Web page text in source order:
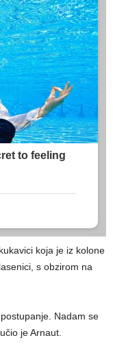
koja je iz kolone
s obzirom na
Nadam se
je Arnaut.